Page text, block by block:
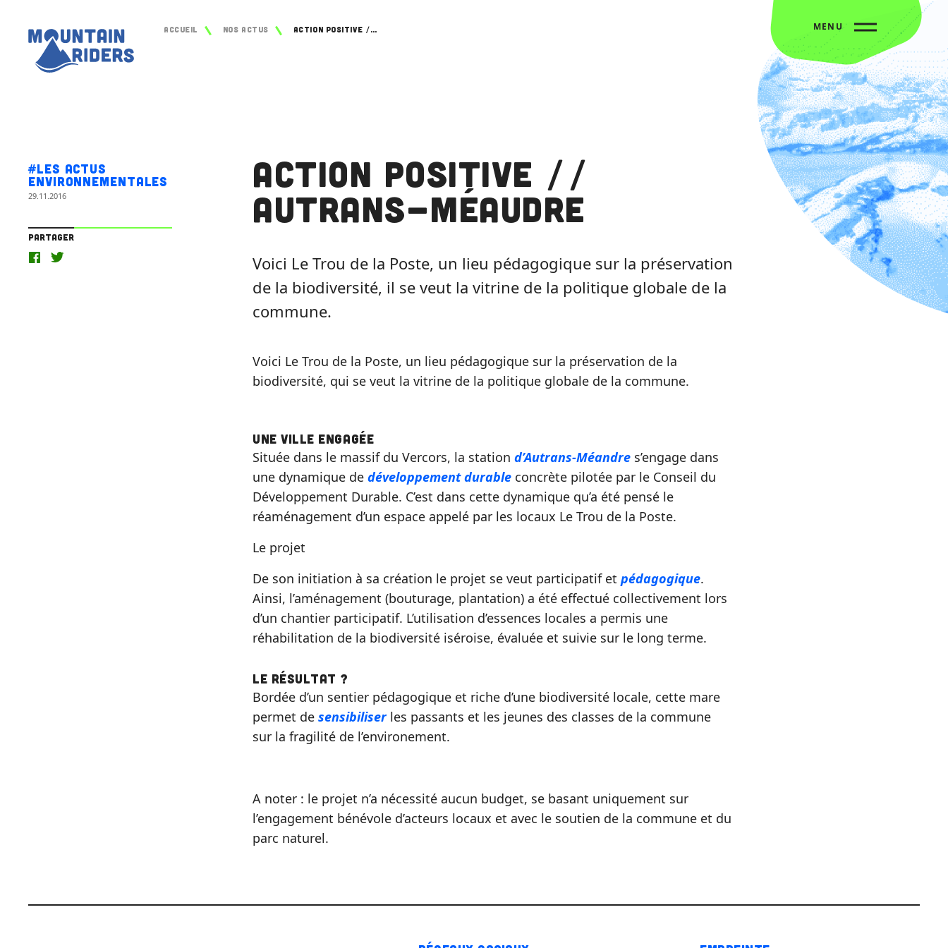
Accueil Nos actus Action Positive // Autrans-Méaudre MENU
#Les actus
environnementales
29.11.2016
Partager
Action Positive //
Autrans-Méaudre
Voici Le Trou de la Poste, un lieu pédagogique sur la préservation
de la biodiversité, il se veut la vitrine de la politique globale de la
commune.
Voici Le Trou de la Poste, un lieu pédagogique sur la préservation de la
biodiversité, qui se veut la vitrine de la politique globale de la commune.
Une ville engagée
Située dans le massif du Vercors, la station d’Autrans-Méandre s’engage dans
une dynamique de développement durable concrète pilotée par le Conseil du
Développement Durable. C’est dans cette dynamique qu’a été pensé le
réaménagement d’un espace appelé par les locaux Le Trou de la Poste.
Le projet
De son initiation à sa création le projet se veut participatif et pédagogique.
Ainsi, l’aménagement (bouturage, plantation) a été effectué collectivement lors
d’un chantier participatif. L’utilisation d’essences locales a permis une
réhabilitation de la biodiversité iséroise, évaluée et suivie sur le long terme.
Le résultat ?
Bordée d’un sentier pédagogique et riche d’une biodiversité locale, cette mare
permet de sensibiliserles passants et les jeunes des classes de la commune
sur la fragilité de l’environement.
A noter : le projet n’a nécessité aucun budget, se basant uniquement sur
l’engagement bénévole d’acteurs locaux et avec le soutien de la commune et du
parc naturel.